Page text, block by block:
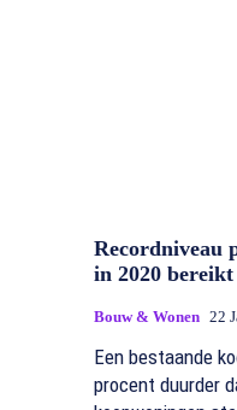
Recordniveau
in 2020 bereikt
Bouw & Wonen 22
Een bestaande
procent duurder